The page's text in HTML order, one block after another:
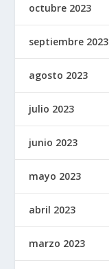
octubre 2023
septiembre 2023
agosto 2023
julio 2023
junio 2023
mayo 2023
abril 2023
marzo 2023